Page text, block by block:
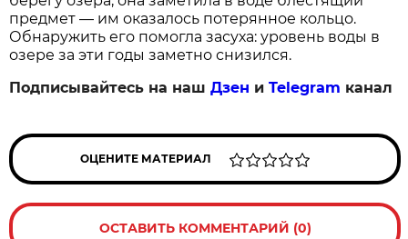
предмет — им оказалось потерянное кольцо.
Обнаружить его помогла засуха: уровень воды в
озере за эти годы заметно снизился.
Подписывайтесь на нашДзен иTelegram канал
ОЦЕНИТЕ МАТЕРИАЛ
ОСТАВИТЬ КОММЕНТАРИЙ (0)